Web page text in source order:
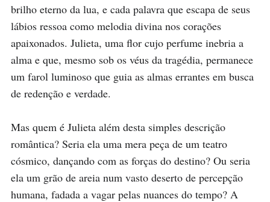
brilho eterno da lua, e cada palavra que escapa de seus
lábios ressoa como melodia divina nos corações
apaixonados. Julieta, uma flor cujo perfume inebria a
alma e que, mesmo sob os véus da tragédia, permanece
um farol luminoso que guia as almas errantes em busca
de redenção e verdade.
Mas quem é Julieta além desta simples descrição
romântica? Seria ela uma mera peça de um teatro
cósmico, dançando com as forças do destino? Ou seria
ela um grão de areia num vasto deserto de percepção
humana, fadada a vagar pelas nuances do tempo? A